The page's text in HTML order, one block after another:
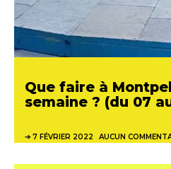
Que faire à
semaine ? (du 07
7 FÉVRIER 2022 AUCUN